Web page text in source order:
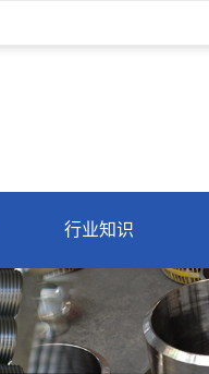
行业知识